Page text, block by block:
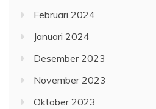
Februari 2024
Januari 2024
Desember 2023
November 2023
Oktober 2023